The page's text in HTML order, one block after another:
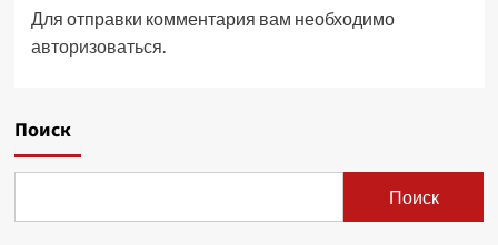
Для отправки комментария вам необходимо
авторизоваться.
Поиск
Поиск